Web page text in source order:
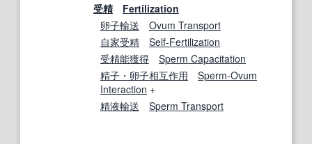
受精
Fertilization
卵子輸送
Ovum Transport
自家受精
Self-Fertilization
受精能獲得
Sperm Capacitation
精子・卵子相互作用
Sperm-Ovum
Interaction +
精液輸送 Sperm Transport